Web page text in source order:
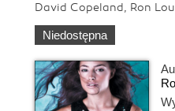
David Copeland, Ron
Niedostępna